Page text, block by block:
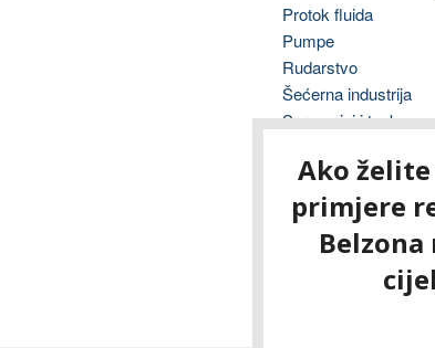
Protok fluida
Pumpe
Rudarstvo
Šećerna industrija
Spremnici i tankvane
Tisak
Transformatori
Ventili, cijevi i fitinzi
Vodovod i odvodnja